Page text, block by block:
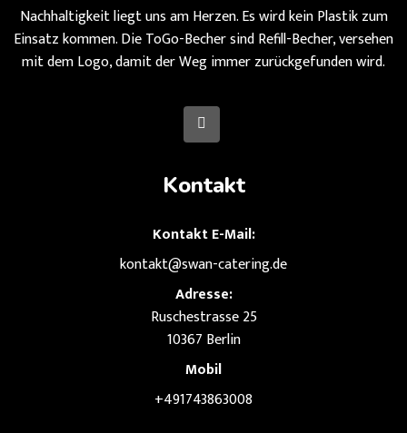
Nachhaltigkeit liegt uns am Herzen. Es wird kein Plastik zum
Einsatz kommen. Die ToGo-Becher sind Refill-Becher, versehen
mit dem Logo, damit der Weg immer zurückgefunden wird.
Kontakt
Kontakt E-Mail:
kontakt@swan-catering.de
Adresse:
Ruschestrasse 25
10367 Berlin
Mobil
+491743863008